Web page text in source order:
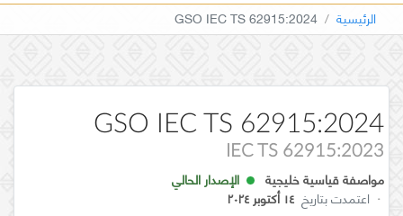
الرئيسية GSO IEC TS 62915:2024
GSO IEC TS 62915:2024
IEC TS 62915:2023
مواصفة قياسية خليجية
الإصدار الحالي
· اعتمدت بتاريخ ١٤ أكتوبر ٢٠٢٤